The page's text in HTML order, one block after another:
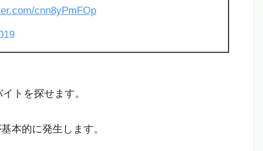
cnn8yPmFOp
トを探せます。
本的に発生します。